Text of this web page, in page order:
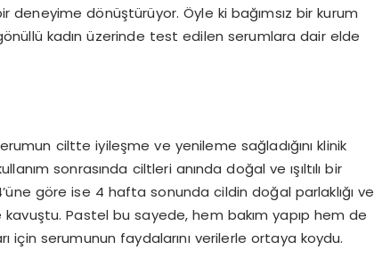
deneyime dönüştürüyor. Öyle ki bağımsız bir kurum
kadın üzerinde test edilen serumlara dair elde
ciltte iyileşme ve yenileme sağladığını klinik
sonrasında ciltleri anında doğal ve ışıltılı bir
göre ise 4 hafta sonunda cildin doğal parlaklığı ve
Pastel bu sayede, hem bakım yapıp hem de
için serumunun faydalarını verilerle ortaya koydu.